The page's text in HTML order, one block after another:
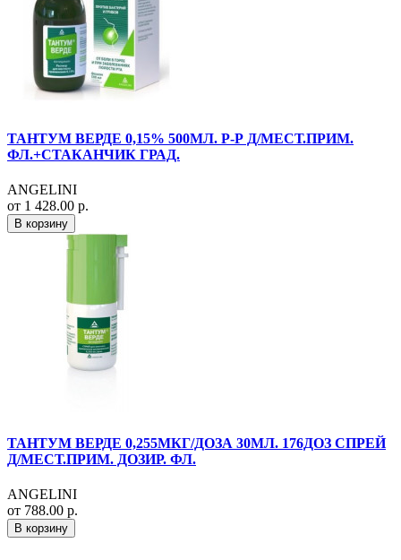
ТАНТУМ ВЕРДЕ 0,15% 500МЛ. Р-Р Д/МЕСТ.ПРИМ.
ФЛ.+СТАКАНЧИК ГРАД.
ANGELINI
от 1 428.00 р.
В корзину
ТАНТУМ ВЕРДЕ 0,255МКГ/ДОЗА 30МЛ. 176ДОЗ СПРЕЙ
Д/МЕСТ.ПРИМ. ДОЗИР. ФЛ.
ANGELINI
от 788.00 р.
В корзину